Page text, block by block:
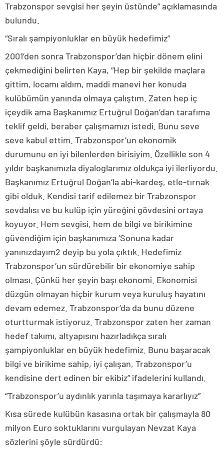
Trabzonspor sevgisi her şeyin üstünde” açıklamasında
bulundu.
“Sıralı şampiyonluklar en büyük hedefimiz”
2001’den sonra Trabzonspor’dan hiçbir dönem elini
çekmediğini belirten Kaya, “Hep bir şekilde maçlara
gittim, locamı aldım, maddi manevi her konuda
kulübümün yanında olmaya çalıştım. Zaten hep iç
içeydik ama Başkanımız Ertuğrul Doğan’dan tarafıma
teklif geldi, beraber çalışmamızı istedi. Bunu seve
seve kabul ettim. Trabzonspor’un ekonomik
durumunu en iyi bilenlerden birisiyim. Özellikle son 4
yıldır başkanımızla diyaloglarımız oldukça iyi ilerliyordu.
Başkanımız Ertuğrul Doğan’la abi-kardeş, etle-tırnak
gibi olduk. Kendisi tarif edilemez bir Trabzonspor
sevdalısı ve bu kulüp için yüreğini gövdesini ortaya
koyuyor. Hem sevgisi, hem de bilgi ve birikimine
güvendiğim için başkanımıza ‘Sonuna kadar
yanınızdayım2 deyip bu yola çıktık. Hedefimiz
Trabzonspor’un sürdürebilir bir ekonomiye sahip
olması. Çünkü her şeyin başı ekonomi. Ekonomisi
düzgün olmayan hiçbir kurum veya kuruluş hayatını
devam edemez. Trabzonspor’da da bunu düzene
oturtturmak istiyoruz. Trabzonspor zaten her zaman
hedef takımı, altyapısını hazırladıkça sıralı
şampiyonluklar en büyük hedefimiz. Bunu başaracak
bilgi ve birikime sahip, iyi çalışan, Trabzonspor’u
kendisine dert edinen bir ekibiz” ifadelerini kullandı.
“Trabzonspor’u aydınlık yarınla taşımaya kararlıyız”
Kısa sürede kulübün kasasına ortak bir çalışmayla 80
milyon Euro soktuklarını vurgulayan Nevzat Kaya
sözlerini şöyle sürdürdü: